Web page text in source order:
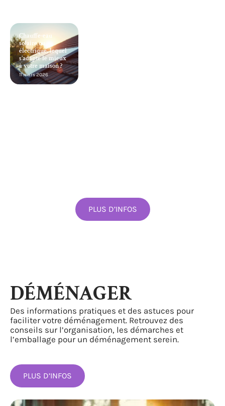
Chauffe-eau
solaire ou
électrique, lequel
s’adapte le mieux
à votre maison ?
11 mars 2026
PLUS D’INFOS
DÉMÉNAGER
Des informations pratiques et des astuces pour
faciliter votre déménagement. Retrouvez des
conseils sur l’organisation, les démarches et
l’emballage pour un déménagement serein.
PLUS D’INFOS